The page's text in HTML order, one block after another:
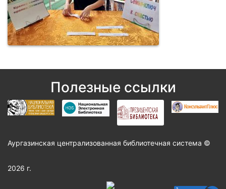
Полезные ссылки
Аургазинская централизованная библиотечная система ©
2026 г.